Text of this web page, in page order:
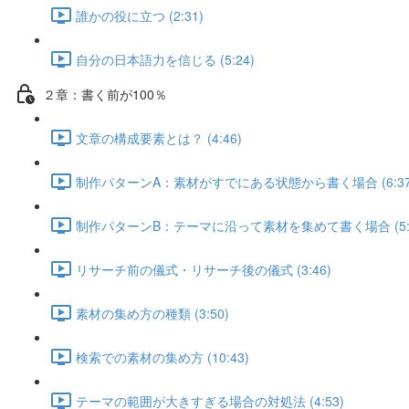
誰かの役に立つ (2:31)
自分の日本語力を信じる (5:24)
２章：書く前が100％
文章の構成要素とは？ (4:46)
制作パターンA：素材がすでにある状態から書く場合
制作パターンB：テーマに沿って素材を集めて書く場合
リサーチ前の儀式・リサーチ後の儀式 (3:46)
素材の集め方の種類 (3:50)
検索での素材の集め方 (10:43)
テーマの範囲が大きすぎる場合の対処法 (4:53)